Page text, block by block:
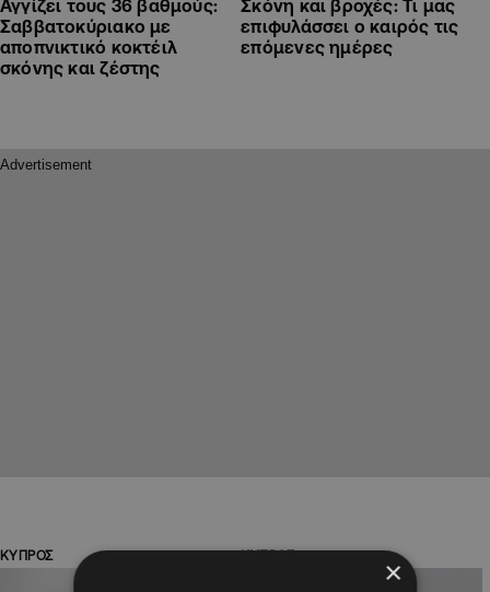
Αγγίζει τους 36 βαθμούς:
Σαββατοκύριακο με
αποπνικτικό κοκτέιλ
σκόνης και ζέστης
Σκόνη και βροχές: Τι μας
επιφυλάσσει ο καιρός τις
επόμενες ημέρες
ΚΥΠΡΟΣ ΚΥΠΡΟΣ ×